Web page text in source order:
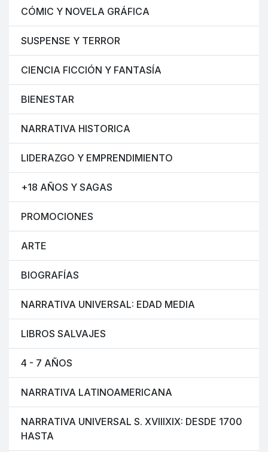
CÓMIC Y NOVELA GRÁFICA
SUSPENSE Y TERROR
CIENCIA FICCIÓN Y FANTASÍA
BIENESTAR
NARRATIVA HISTORICA
LIDERAZGO Y EMPRENDIMIENTO
+18 AÑOS Y SAGAS
PROMOCIONES
ARTE
BIOGRAFÍAS
NARRATIVA UNIVERSAL: EDAD MEDIA
LIBROS SALVAJES
4 - 7 AÑOS
NARRATIVA LATINOAMERICANA
NARRATIVA UNIVERSAL S. XVIIIXIX: DESDE 1700
HASTA